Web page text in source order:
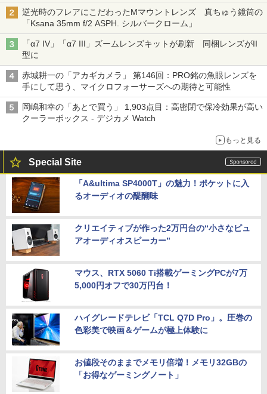
逆光時のフレアにこだわったMマウントレンズ 真ちゅう鏡筒の
「Ksana 35mm f/2 ASPH. シルバークローム」
「α7 IV」「α7 III」ズームレンズキットが刷新 同梱レンズがII
型に
赤城耕一の「アカギカメラ」 第146回：PRO銘の魚眼レンズを
手にして思う、マイクロフォーサーズへの期待と可能性
岡嶋和幸の「あとで買う」 1,903点目：高密閉で保冷効果が高い
クーラーボックス - デジカメ Watch
もっと見る
Special Site
「A&ultima SP4000T」の魅力！ポケットに入
るオーディオの醍醐味
クリエイティブが作った2万円台の“小さなピュ
アオーディオスピーカー”
マウス、RTX 5060 Ti搭載ゲーミングPCが7万
5,000円オフで30万円台！
ハイグレードテレビ「TCL Q7D Pro」。圧巻の
色彩美で映画＆ゲームが極上体験に
お値段そのままでメモリ倍増！メモリ32GBの
「お得なゲーミングノート」